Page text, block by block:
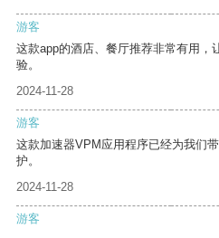
游客
这款app的酒店、餐厅推荐非常有用，
验。
2024-11-28
游客
这款加速器VPM应用程序已经为我们
护。
2024-11-28
游客